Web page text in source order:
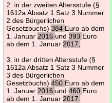
2. in der zweiten Altersstufe (§
1612a Absatz 1 Satz 3 Nummer
2 des Bürgerlichen
Gesetzbuchs) 384 Euro ab dem
1. Januar 2016 und 393 Euro
ab dem 1. Januar 2017,
3. in der dritten Altersstufe (§
1612a Absatz 1 Satz 3 Nummer
3 des Bürgerlichen
Gesetzbuchs) 450 Euro ab dem
1. Januar 2016 und 460 Euro
ab dem 1. Januar 2017.